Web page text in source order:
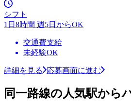
シフト
1日8時間 週5日からOK
交通費支給
未経験OK
詳細を見る 応募画面に進む
同一路線の人気駅から